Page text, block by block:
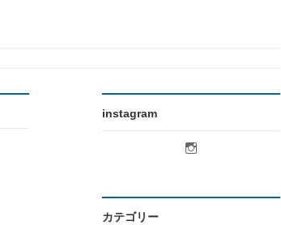
instagram
プ
カテゴリー